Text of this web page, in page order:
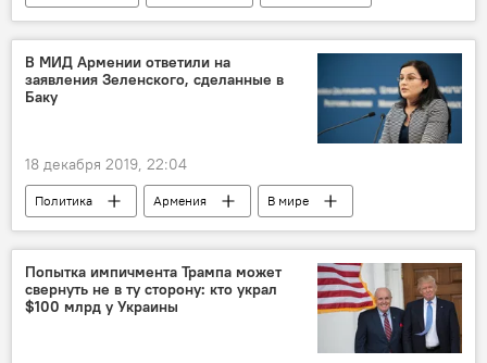
Азербайджан
граница
свадьба
село
В МИД Армении ответили на
заявления Зеленского, сделанные в
Баку
18 декабря 2019, 22:04
Политика Армения
В мире
МИД
Владимир Зеленский
Украина ОБСЕ
Попытка импичмента Трампа может
свернуть не в ту сторону: кто украл
$100 млрд у Украины